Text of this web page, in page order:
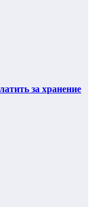
за хранение